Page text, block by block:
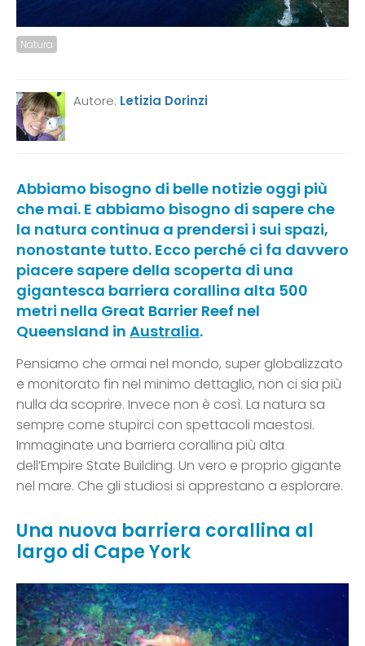
Natura
Autore: Letizia Dorinzi
Abbiamo bisogno di belle notizie oggi più
che mai. E abbiamo bisogno di sapere che
la natura continua a prendersi i sui spazi,
nonostante tutto. Ecco perché ci fa davvero
piacere sapere della scoperta di una
gigantesca barriera corallina alta 500
metri nella Great Barrier Reef nel
Queensland in Australia.
Pensiamo che ormai nel mondo, super globalizzato
e monitorato fin nel minimo dettaglio, non ci sia più
nulla da scoprire. Invece non è così. La natura sa
sempre come stupirci con spettacoli maestosi.
Immaginate una barriera corallina più alta
dell’Empire State Building. Un vero e proprio gigante
nel mare. Che gli studiosi si apprestano a esplorare.
Una nuova barriera corallina al
largo di Cape York